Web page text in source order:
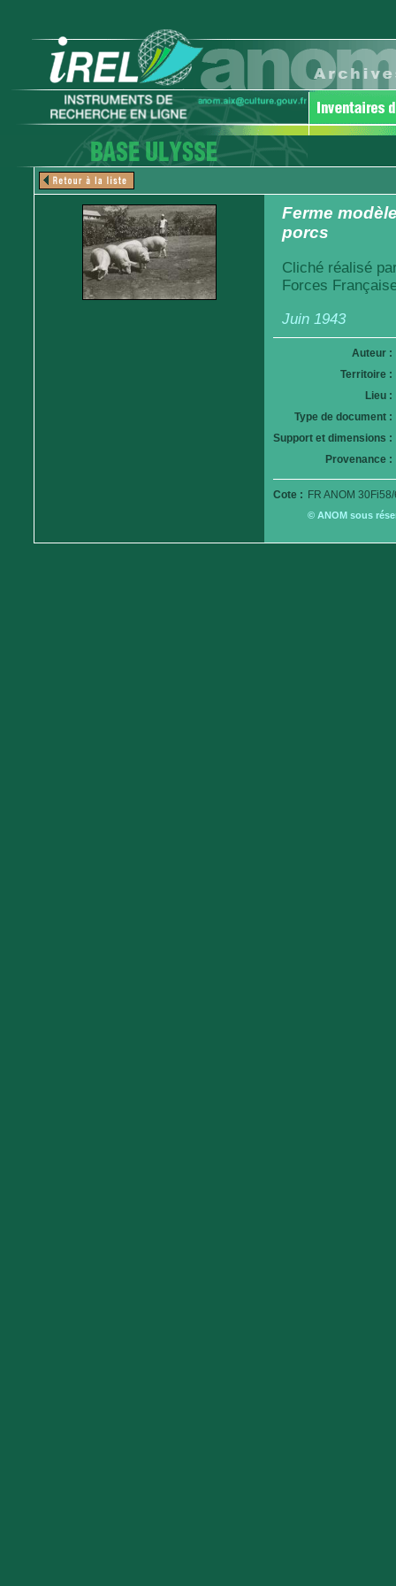
Ferme
porcs
Cliché réalisé
Forces
Juin 1943
Auteur :
Territoire :
Lieu :
Type de document :
Support et dimensions :
Provenance :
Cote : FR ANOM
© ANOM sous